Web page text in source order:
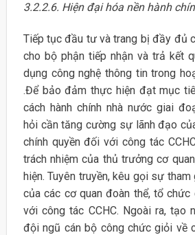
3.2.2.6. Hiện đại hóa nền hành
Tiếp tục đầu tư và trang bị đầy đủ
cho bộ phận tiếp nhận và trả kết
dụng công nghệ thông tin trong
.Để bảo đảm thực hiện đạt mục
cách hành chính nhà nước giai
hỏi cần tăng cường sự lãnh đạo
chính quyền đối với công tác
trách nhiệm của thủ trưởng cơ
hiện. Tuyên truyền, kêu gọi sự
của các cơ quan đoàn thể, tổ
với công tác CCHC. Ngoài ra, tạo
đội ngũ cán bộ công chức giỏi về